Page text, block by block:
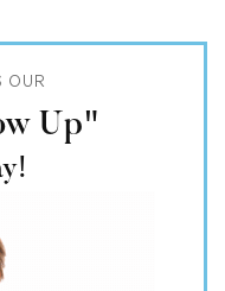
OUR
Up"